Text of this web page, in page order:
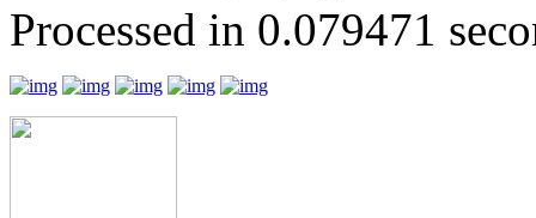
Processed in 0.079471